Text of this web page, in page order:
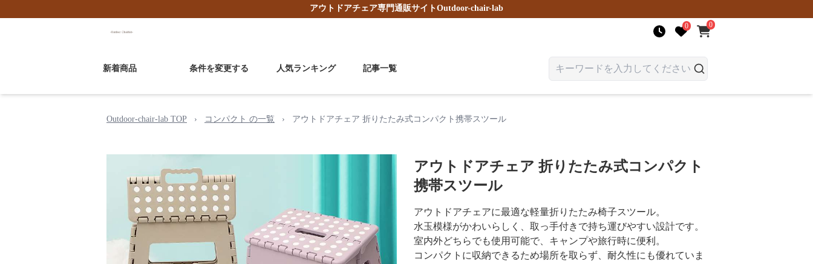
アウトドアチェア専門通販サイトOutdoor-chair-lab
0 0
新着商品 条件を変更する 人気ランキング 記事一覧
Outdoor-chair-lab TOP › コンパクト の一覧 › アウトドアチェア 折りたたみ式コンパクト携帯スツール
アウトドアチェア 折りたたみ式コンパクト
携帯スツール
アウトドアチェアに最適な軽量折りたたみ椅子スツール。
水玉模様がかわいらしく、取っ手付きで持ち運びやすい設計です。
室内外どちらでも使用可能で、キャンプや旅行時に便利。
コンパクトに収納できるため場所を取らず、耐久性にも優れていま